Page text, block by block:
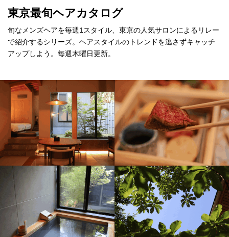
東京最旬ヘアカタログ
旬なメンズヘアを毎週1スタイル、東京の人気サロンによるリレー
で紹介するシリーズ。ヘアスタイルのトレンドを逃さずキャッチ
アップしよう。毎週木曜日更新。